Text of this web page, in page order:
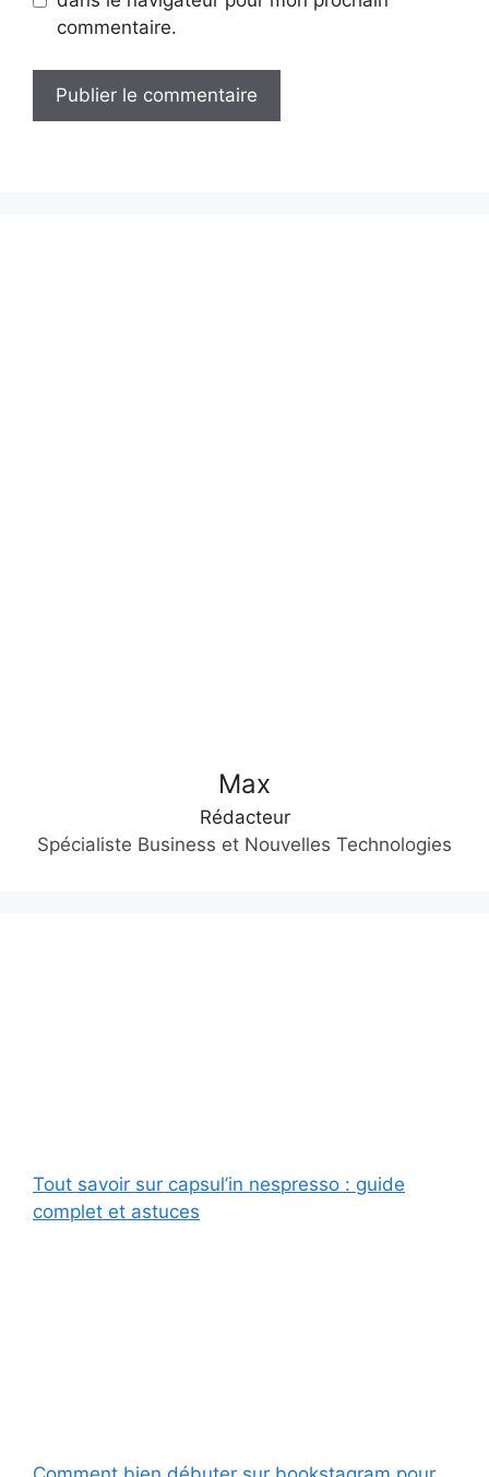
commentaire.
Max
Rédacteur
Spécialiste Business et Nouvelles Technologies
Tout savoir sur capsul’in nespresso : guide
complet et astuces